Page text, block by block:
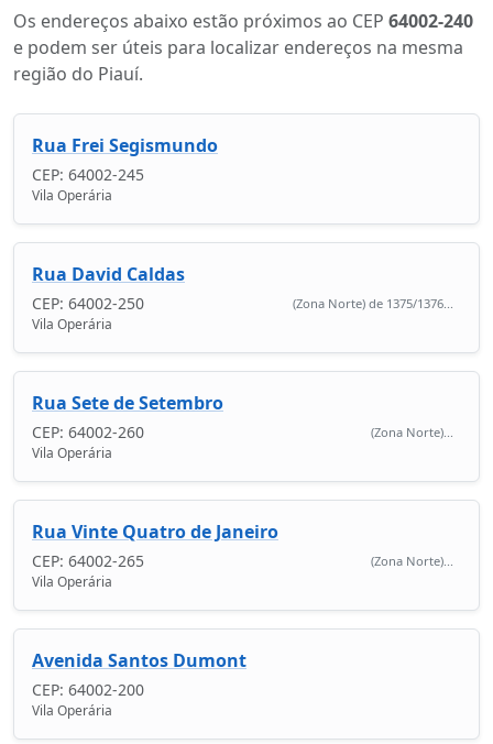
Os endereços abaixo estão próximos ao CEP 64002-240
e podem ser úteis para localizar endereços na mesma
região do Piauí.
Rua Frei Segismundo
CEP: 64002-245
Vila Operária
Rua David Caldas
CEP: 64002-250 (Zona Norte) de 1375/1376...
Vila Operária
Rua Sete de Setembro
CEP: 64002-260 (Zona Norte)...
Vila Operária
Rua Vinte Quatro de Janeiro
CEP: 64002-265 (Zona Norte)...
Vila Operária
Avenida Santos Dumont
CEP: 64002-200
Vila Operária